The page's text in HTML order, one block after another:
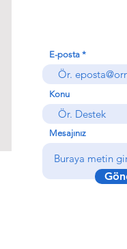
E-posta
Konu
Mesajınız